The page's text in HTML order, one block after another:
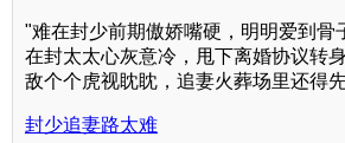
"难在封少前期傲娇嘴硬，明明爱到骨
在封太太心灰意冷，甩下离婚协议转
敌个个虎视眈眈，追妻火葬场里还得
封少追妻路太难